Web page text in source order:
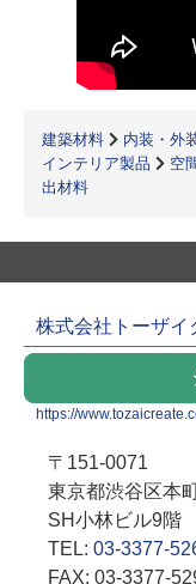
建築材料 内装・外
インテリア製品
空
出材料
株式会社トーザイ
https://
〒151-0071
東京都渋谷区本
SH小林ビル9階
TEL: 03-3377-
FAX: 03-3377-